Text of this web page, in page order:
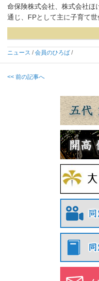
命保険株式会社、株式会社ほ
通じ、FPとして主に子育て世
ニュース /会員のひろば /
<< 前の記事へ